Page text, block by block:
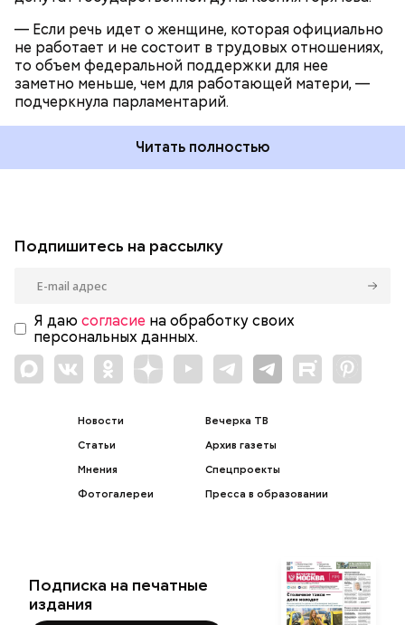
— Если речь идет о женщине, которая официально
не работает и не состоит в трудовых отношениях,
то объем федеральной поддержки для нее
заметно меньше, чем для работающей матери, —
подчеркнула парламентарий.
Читать полностью
Подпишитесь на рассылку
Я даю согласие на обработку своих
персональных данных.
Новости
Статьи
Мнения
Фотогалереи
Вечерка ТВ
Архив газеты
Спецпроекты
Пресса в образовании
Подписка на печатные
издания